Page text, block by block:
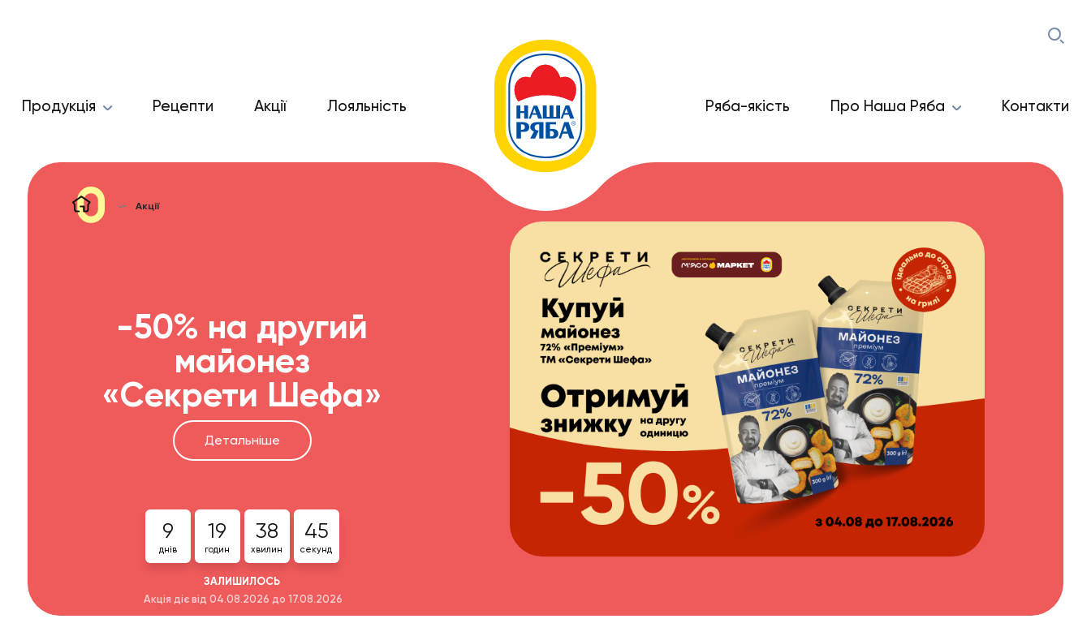
Продукція Рецепти Акції Лояльність Ряба-якість Про Наша Ряба Контакти
Акції
-50% на другий
майонез
«Секрети Шефа»
Детальніше
9
днів
19
годин
38
хвилин
45
секунд
ЗАЛИШИЛОСЬ
Акція діє від 04.08.2026 до 17.08.2026